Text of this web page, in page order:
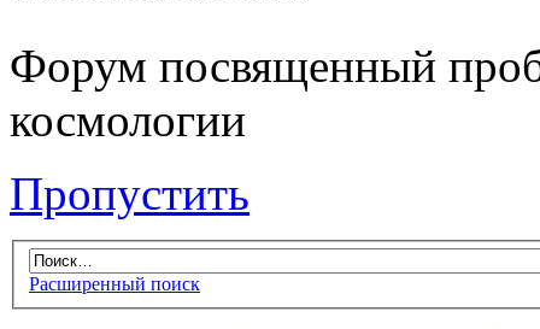
Форум посвященный
космологии
Пропустить
Расширенный поиск